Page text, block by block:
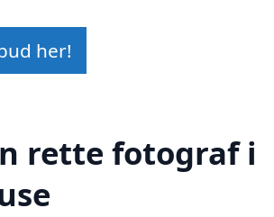
her!
rette fotograf i